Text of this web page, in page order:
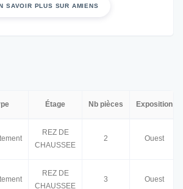
SAVOIR PLUS SUR AMIENS
Étage Nb pièces Exposition
REZ DE
CHAUSSEE
2 Ouest
REZ DE
CHAUSSEE
3 Ouest